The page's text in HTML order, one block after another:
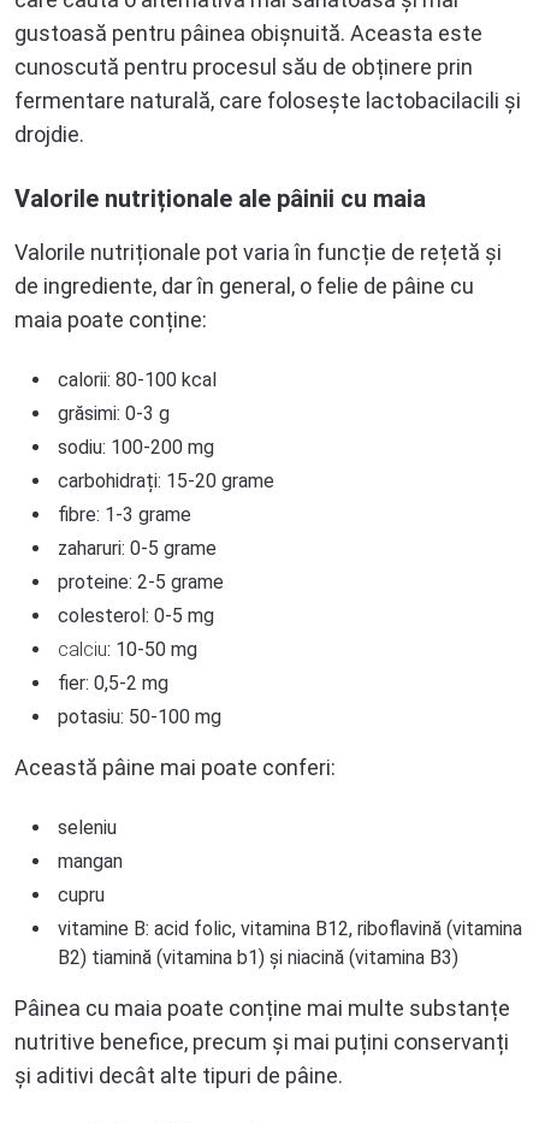
gustoasă pentru pâinea obișnuită. Aceasta este
cunoscută pentru procesul său de obținere prin
fermentare naturală, care folosește lactobacilacili și
drojdie.
Valorile nutriționale ale pâinii cu maia
Valorile nutriționale pot varia în funcție de rețetă și
de ingrediente, dar în general, o felie de pâine cu
maia poate conține:
calorii: 80-100 kcal
grăsimi: 0-3 g
sodiu: 100-200 mg
carbohidrați: 15-20 grame
fibre: 1-3 grame
zaharuri: 0-5 grame
proteine: 2-5 grame
colesterol: 0-5 mg
calciu: 10-50 mg
fier: 0,5-2 mg
potasiu: 50-100 mg
Această pâine mai poate conferi:
seleniu
mangan
cupru
vitamine B: acid folic, vitamina B12, riboflavină (vitamina
B2) tiamină (vitamina b1) și niacină (vitamina B3)
Pâinea cu maia poate conține mai multe substanțe
nutritive benefice, precum și mai puțini conservanți
și aditivi decât alte tipuri de pâine.